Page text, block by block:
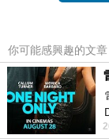
我一面敷衍
是從哪裡撥打
話，不要理
覺有異，也
在我們日常
你可能感興趣的文章